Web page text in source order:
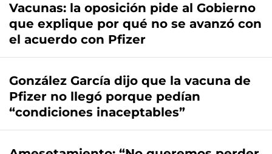
Vacunas: la oposición pide al Gobierno
que explique por qué no se avanzó con
el acuerdo con Pfizer
González García dijo que la vacuna de
Pfizer no llegó porque pedían
“condiciones inaceptables”